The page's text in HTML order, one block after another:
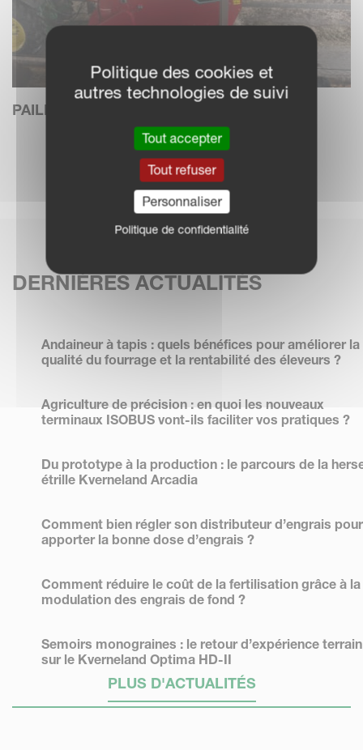
PAILLEUSES DISTRIBUTRICES
EN SAVOIR PLUS
DERNIÈRES ACTUALITÉS
Andaineur à tapis : quels bénéfices pour améliorer la
qualité du fourrage et la rentabilité des éleveurs ?
Agriculture de précision : en quoi les nouveaux
terminaux ISOBUS vont-ils faciliter vos pratiques ?
Du prototype à la production : le parcours de la
étrille Kverneland Arcadia
Comment bien régler son distributeur d’engrais pour
apporter la bonne dose d’engrais ?
Comment réduire le coût de la fertilisation grâce à la
modulation des engrais de fond ?
Semoirs monograines : le retour d’expérience terrain
sur le Kverneland Optima HD-II
PLUS D'ACTUALITÉS
Politique des cookies et
autres technologies de suivi
Tout accepter
Tout refuser
Personnaliser
Politique de confidentialité